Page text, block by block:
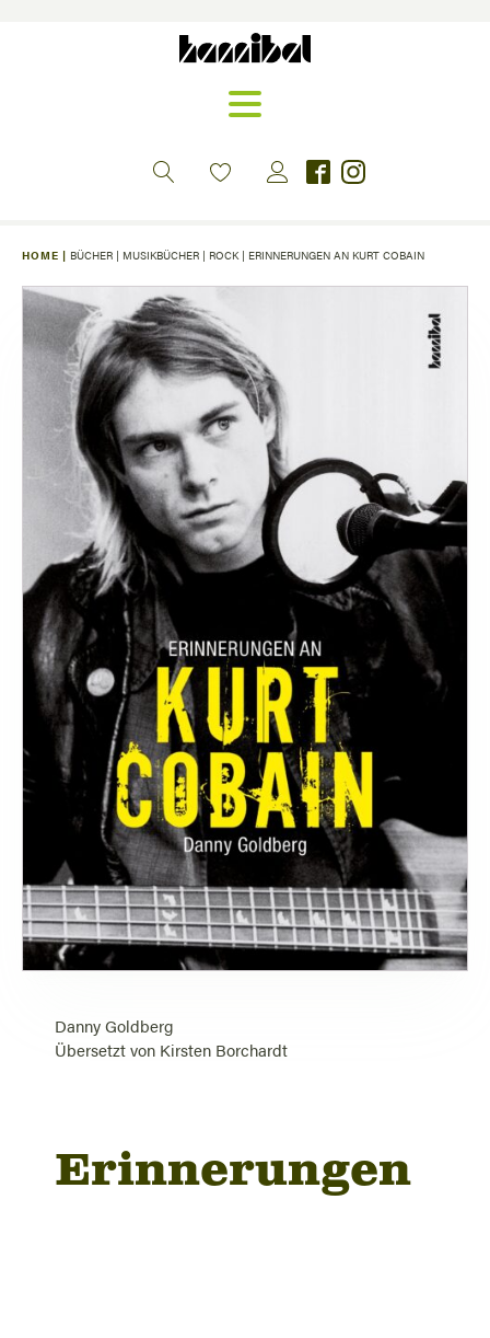
HOME | BÜCHER | MUSIKBÜCHER | ROCK| ERINNERUNGEN AN KURT COBAIN
Danny Goldberg
Übersetzt von Kirsten Borchardt
Erinnerungen